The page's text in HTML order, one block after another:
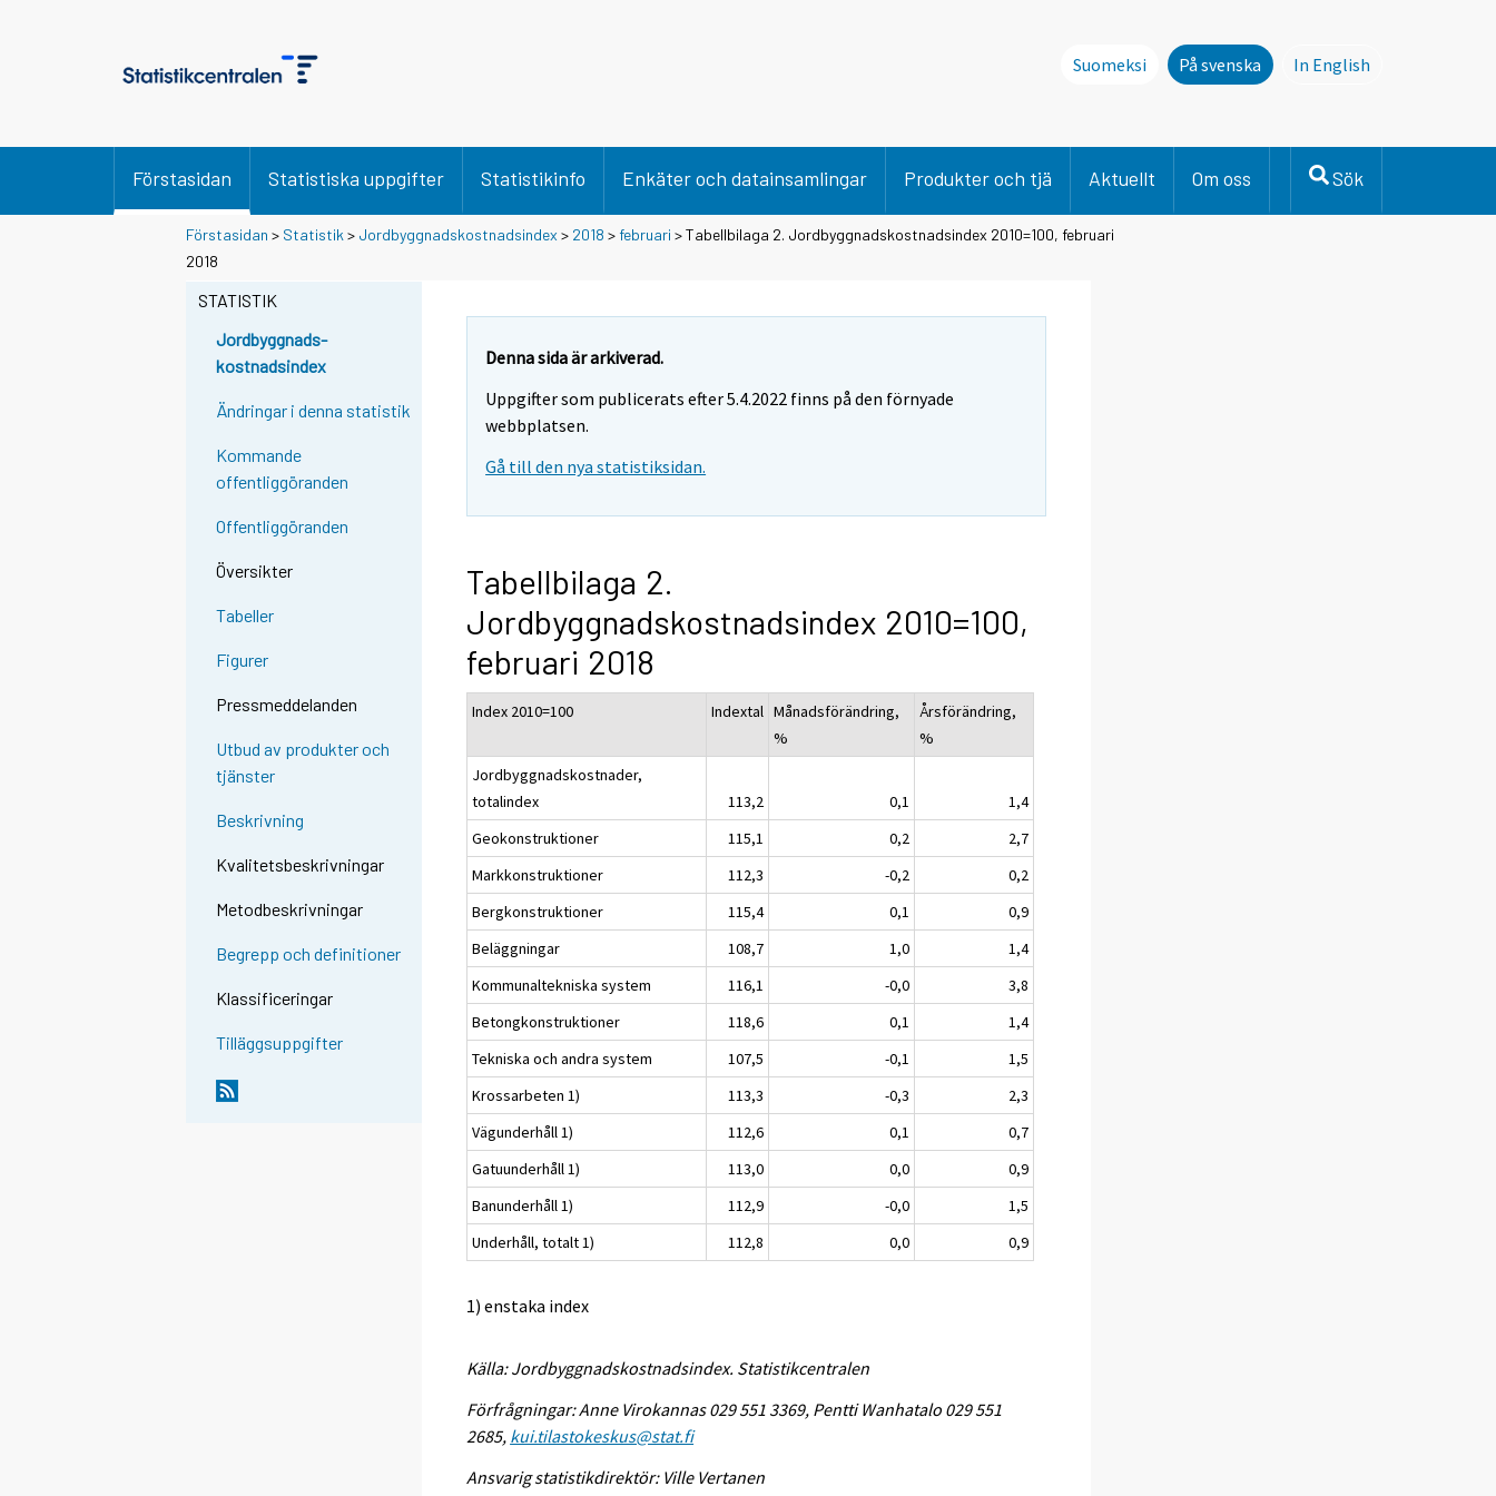
Suomeksi På svenska
In English
Förstasidan Statistiska uppgifter Statistikinfo Enkäter och datainsamlingar Produkter och tjä Aktuellt Om oss Sök
Förstasidan > Statistik > Jordbyggnadskostnadsindex > 2018 >februari > Tabellbilaga 2. Jordbyggnadskostnadsindex 2010=100, februari
2018
STATISTIK
Jordbyggnads-
kostnadsindex
Ändringar i denna statistik
Kommande
offentliggöranden
Offentliggöranden
Översikter
Tabeller
Figurer
Pressmeddelanden
Utbud av produkter och
tjänster
Beskrivning
Kvalitetsbeskrivningar
Metodbeskrivningar
Begrepp och definitioner
Klassificeringar
Tilläggsuppgifter
Denna sida är arkiverad.
Uppgifter som publicerats efter 5.4.2022 finns på den förnyade
webbplatsen.
Gå till den nya statistiksidan.
Tabellbilaga 2.
Jordbyggnadskostnadsindex 2010=100,
februari 2018
Index 2010=100 Indextal Månadsförändring,
%
Årsförändring,
%
Jordbyggnadskostnader,
totalindex
113,2 0,1
1,4
Geokonstruktioner
115,1 0,2
2,7
Markkonstruktioner
112,3 -0,2
0,2
Bergkonstruktioner
115,4 0,1
0,9
Beläggningar
108,7 1,0
1,4
Kommunaltekniska system
116,1 -0,0
3,8
Betongkonstruktioner
118,6 0,1
1,4
Tekniska och andra system
107,5 -0,1
1,5
Krossarbeten 1)
113,3 -0,3
2,3
Vägunderhåll 1)
112,6 0,1
0,7
Gatuunderhåll 1)
113,0 0,0
0,9
Banunderhåll 1)
112,9 -0,0
1,5
Underhåll, totalt 1)
112,8 0,0 0,9
1) enstaka index
Källa: Jordbyggnadskostnadsindex. Statistikcentralen
Förfrågningar: Anne Virokannas 029 551 3369, Pentti Wanhatalo 029 551
2685, kui.tilastokeskus@stat.fi
Ansvarig statistikdirektör: Ville Vertanen